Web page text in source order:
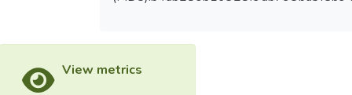
View metrics